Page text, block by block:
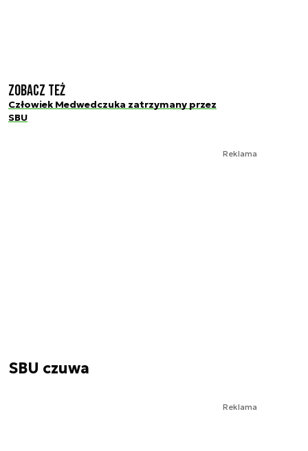
Zobacz też
Człowiek Medwedczuka zatrzymany przez
SBU
Reklama
SBU czuwa
Reklama